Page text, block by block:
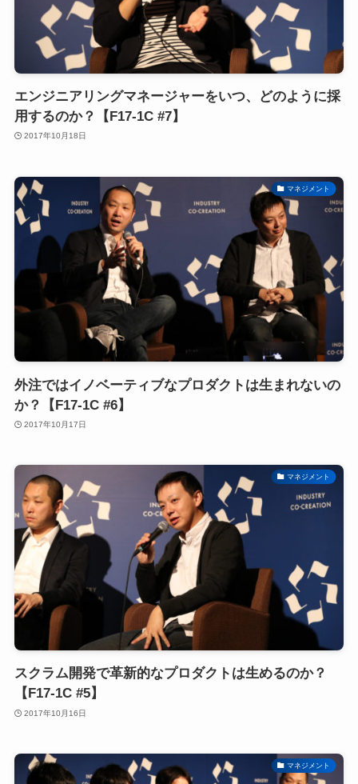
エンジニアリングマネージャーをいつ、どのように採
用するのか？【F17-1C #7】
2017年10月18日
マネジメント
外注ではイノベーティブなプロダクトは生まれないの
か？【F17-1C #6】
2017年10月17日
マネジメント
スクラム開発で革新的なプロダクトは生めるのか？
【F17-1C #5】
2017年10月16日
マネジメント